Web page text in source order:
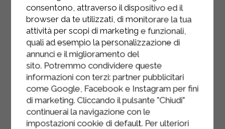
Stendere la pasta frolla di 3 mm di
spessore e foderare uno stampo da
crostata di 20 cm, sul fondo e sui
bordi.
Coprire la base con un foglio da carta
forno, riempire con dei fagioli secchi
per la cottura in bianco e infornare a
180° per 25 minuti circa.
consentono, attraverso il dispositivo ed il
browser da te utilizzati, di monitorare la tua
attività per scopi di marketing e funzionali,
quali ad esempio la personalizzazione di
annunci e il miglioramento del
sito. Potremmo condividere queste
informazioni con terzi: partner pubblicitari
come Google, Facebook e Instagram per fini
di marketing. Cliccando il pulsante "Chiudi"
continuerai la navigazione con le
impostazioni cookie di default. Per ulteriori